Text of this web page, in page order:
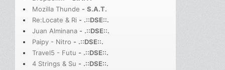
Mozilla Thunde - S.A.T.
Re:Locate & Ri - .::DSE::.
Juan Alminana - .::DSE::.
Paipy - Nitro - .::DSE::.
Travel5 - Futu - .::DSE::.
4 Strings & Su - .::DSE::.